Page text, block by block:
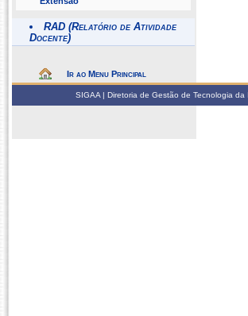
RAD (Relatório de Atividade
Docente)
Ir ao Menu Principal
SIGAA | Diretoria de Gestão de Tecnologia